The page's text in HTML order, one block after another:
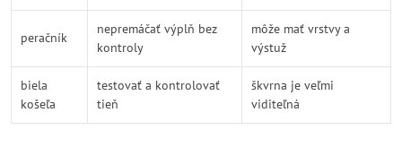
peračník
nepremáčať výplň bez
kontroly
môže mať vrstvy a
výstuž
biela
košeľa
testovať a kontrolovať
tieň
škvrna je veľmi
viditeľná